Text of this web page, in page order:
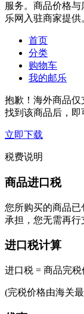
服务。商品价格
乐网入驻商家提供
首页
分类
购物车
我的邮乐
抱歉！海外商品仅
找到该商品后，即
立即下载
税费说明
商品进口税
您所购买的商品
承担，您无需再行
进口税计算
进口税 = 商品完
(完税价格由海关